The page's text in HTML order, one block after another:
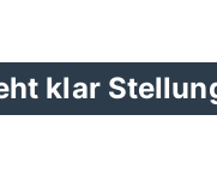
klar